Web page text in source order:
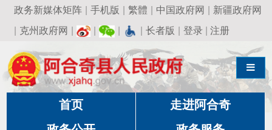
政务新媒体矩阵 | 手机版 繁體 | 中国政府网 | 新疆政府网
克州政府网 | | | 长者版 | 登录|注册
导航切换
首页 走进阿合奇
政务公开 政务服务